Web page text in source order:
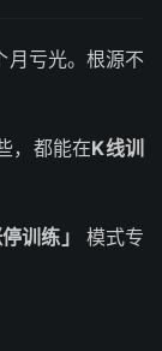
月亏光。根源不
，都能在K线训
停训练」
模式专